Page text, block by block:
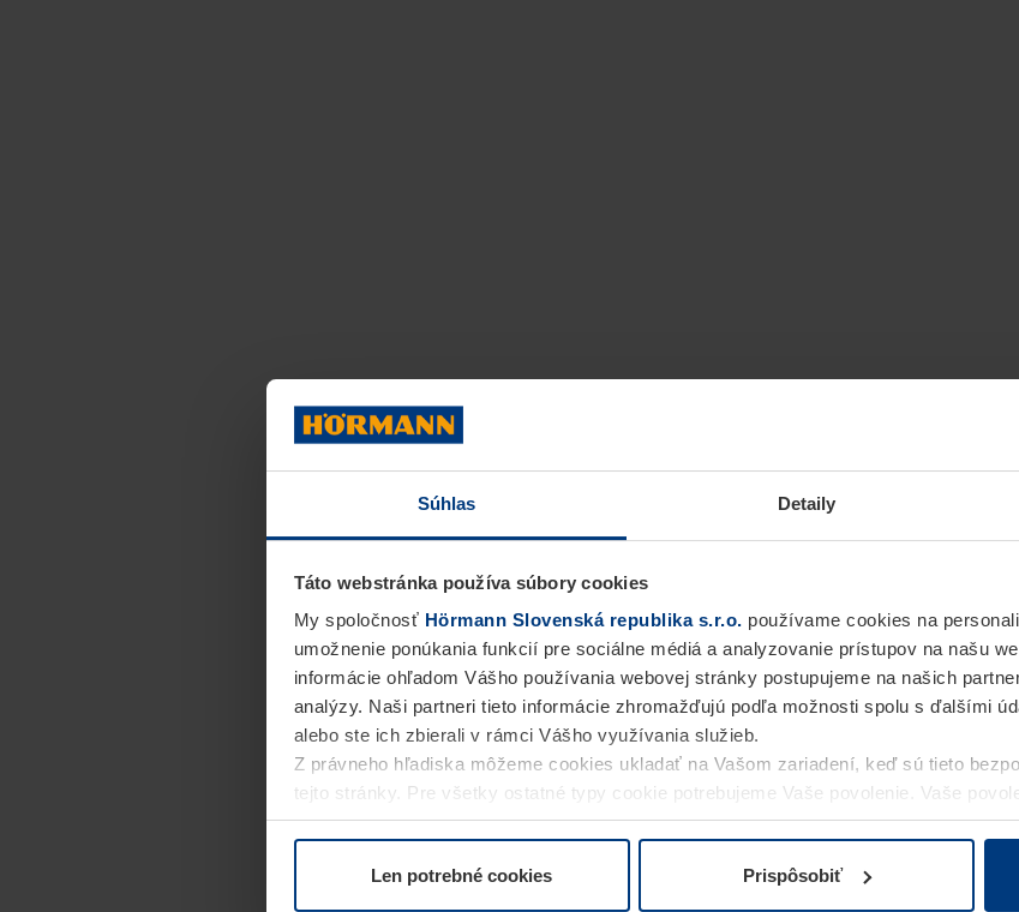
Súhlas Detaily
Táto webstránka používa súbory cookies
My spoločnosť Hörmann Slovenská republika s.r.o. používame cookies na
umožnenie ponúkania funkcií pre sociálne médiá a analyzovanie prístupov na našu
informácie ohľadom Vášho používania webovej stránky postupujeme na našich
analýzy. Naši partneri tieto informácie zhromažďujú podľa možnosti spolu s ďalšími
alebo ste ich zbierali v rámci Vášho využívania služieb.
Z právneho hľadiska môžeme cookies ukladať na Vašom zariadení, keď sú tieto
tejto stránky. Pre všetky ostatné typy cookie potrebujeme Vaše povolenie. Vaše
alebo odvolať vo vysvetlení cookie na stránkeVyhlásenie o ochrane osobných
Len potrebné cookies Prispôsobiť